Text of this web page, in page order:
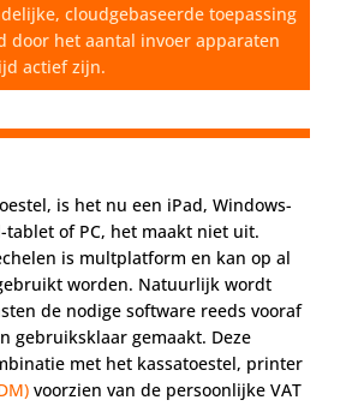
cloudgebaseerde toepassing
door het aantal invoer apparaten
actief zijn.
is het nu een iPad, Windows-
of PC, het maakt niet uit.
is multplatform en kan op al
worden. Natuurlijk wordt
de nodige software reeds vooraf
gebruiksklaar gemaakt. Deze
met het kassatoestel, printer
voorzien van de persoonlijke VAT